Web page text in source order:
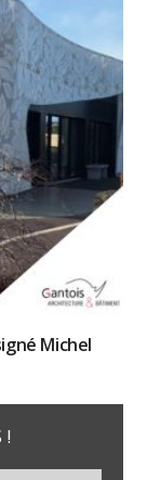
Michel
!